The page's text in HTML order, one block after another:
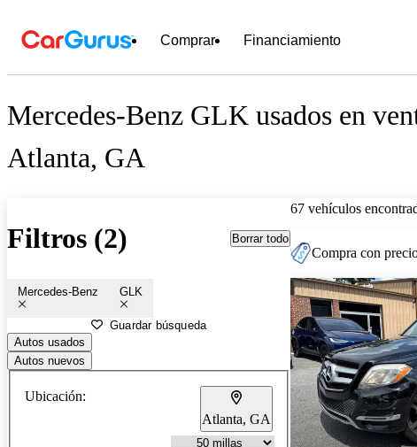
Comprar Financiamiento
Mercedes-Benz GLK usados en
Atlanta, GA
Filtros (2) Borrar todo
Mercedes-Benz GLK
Guardar búsqueda
Autos usados
Autos nuevos
Ubicación:
Atlanta, GA
67 vehículos
Compra con